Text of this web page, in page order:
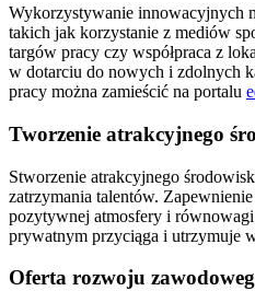
Wykorzystywanie innowacyjnych
takich jak korzystanie z mediów
targów pracy czy współpraca z
w dotarciu do nowych i zdolnych
pracy można zamieścić na portalu
Tworzenie atrakcyjnego
Stworzenie atrakcyjnego
zatrzymania talentów.
pozytywnej atmosfery i
prywatnym przyciąga i utrzymuje
Oferta rozwoju